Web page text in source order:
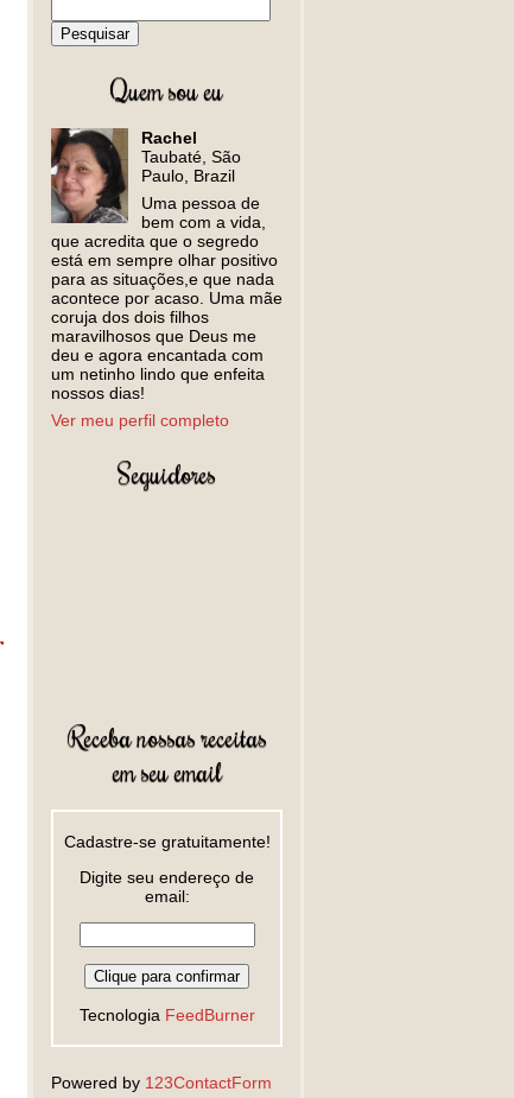
Quem sou eu
Rachel
Taubaté, São
Paulo, Brazil
Uma pessoa de
bem com a vida,
que acredita que o segredo
está em sempre olhar positivo
para as situações,e que nada
acontece por acaso. Uma mãe
coruja dos dois filhos
maravilhosos que Deus me
deu e agora encantada com
um netinho lindo que enfeita
nossos dias!
Ver meu perfil completo
Seguidores
Receba nossas receitas
em seu email
Cadastre-se gratuitamente!
Digite seu endereço de
email:
Tecnologia FeedBurner
Powered by 123ContactForm